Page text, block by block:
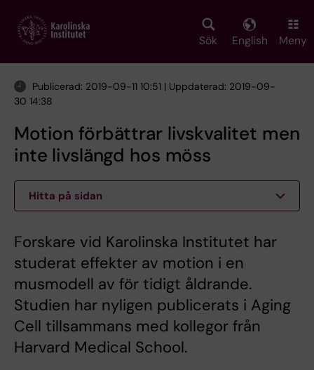
main
Sök English Meny
Publicerad: 2019-09-11 10:51 | Uppdaterad: 2019-09-
30 14:38
Motion förbättrar livskvalitet men
inte livslängd hos möss
Hitta på sidan
Forskare vid Karolinska Institutet har
studerat effekter av motion i en
musmodell av för tidigt åldrande.
Studien har nyligen publicerats i Aging
Cell tillsammans med kollegor från
Harvard Medical School.